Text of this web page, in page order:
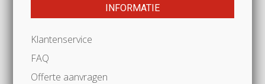
INFORMATIE
Klantenservice
FAQ
Offerte aanvragen